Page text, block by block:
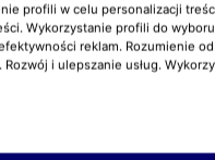
marzy o
Więcej
kawalerem.
Ania i trójka
Emilka i
profili w celu personalizacji
Wykorzystanie profili do
reklam. Rozumienie
i ulepszanie usług.